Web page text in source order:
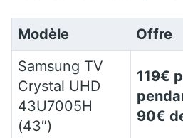
Modèle
Offre
Samsung TV
Crystal UHD
43U7005H
(43″)
119€
90€